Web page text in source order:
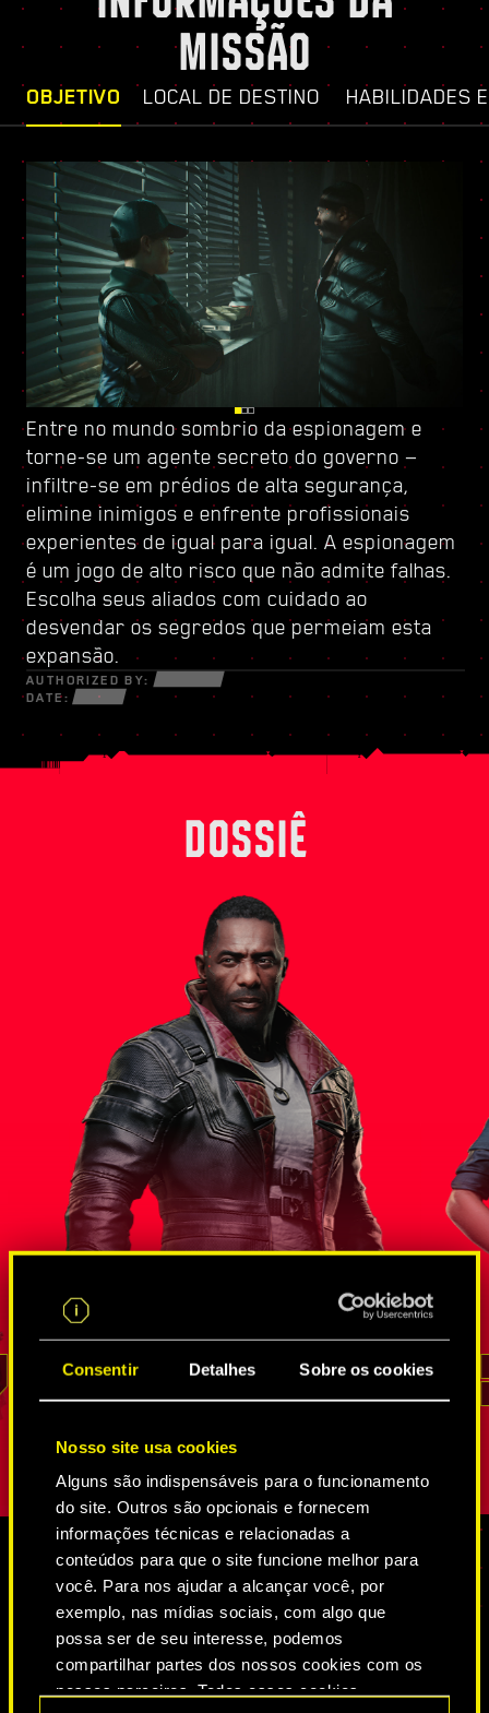
Consentir Detalhes Sobre os cookies
Nosso site usa cookies
Alguns são indispensáveis para o funcionamento
do site. Outros são opcionais e fornecem
informações técnicas e relacionadas a
conteúdos para que o site funcione melhor para
você. Para nos ajudar a alcançar você, por
exemplo, nas mídias sociais, com algo que
possa ser de seu interesse, podemos
compartilhar partes dos nossos cookies com os
nossos parceiros. Todos esses cookies
MISSÃO
OBJETIVO LOCAL DE DESTINO HABILIDADES
Entre no mundo sombrio da espionagem e
torne-se um agente secreto do governo —
infiltre-se em prédios de alta segurança,
elimine inimigos e enfrente profissionais
experientes de igual para igual. A espionagem
é um jogo de alto risco que não admite falhas.
Escolha seus aliados com cuidado ao
desvendar os segredos que permeiam esta
expansão.
AUTHORIZED BY:
DATE:
Fique de olhos abertos em Dogtown, ruínas de
uma cidade dentro da cidade, governada por
uma milícia pronta para atirar. Suas
estruturas frágeis guardam segredos e
oportunidades que só se revelam a quem
estiver disposto a fazer o que for preciso.
Dentro de suas paredes, descubra serviços e
missões eletrizantes nos quais você arriscará
tudo.
Fortaleça-se com
uma nova árvore de habilidades e crie um
estilo de jogo único — use todas as novas
armas e cibernéticas à sua disposição para
sobreviver em um mundo fragmentado de
traficantes desesperados, trilha-redes
astutos e mercenários implacáveis em busca
de lucro e poder.
DOSSIÊ
que
Por
de que
não é
Solomon Reed é um experiente agente da
FIA que provou seu valor inúmeras vezes
em missões secretas de inteligência. Ele
incontáveis teias de espiões e
trilha-redes, como extrair informações e
até como invadir os lugares mais bem
guardados. Sua lealdade e senso de dever
REED
Outrora
Agência
ela
queseu
mas,
seu papel,
MÍDIA
CYBERPUNK 2077